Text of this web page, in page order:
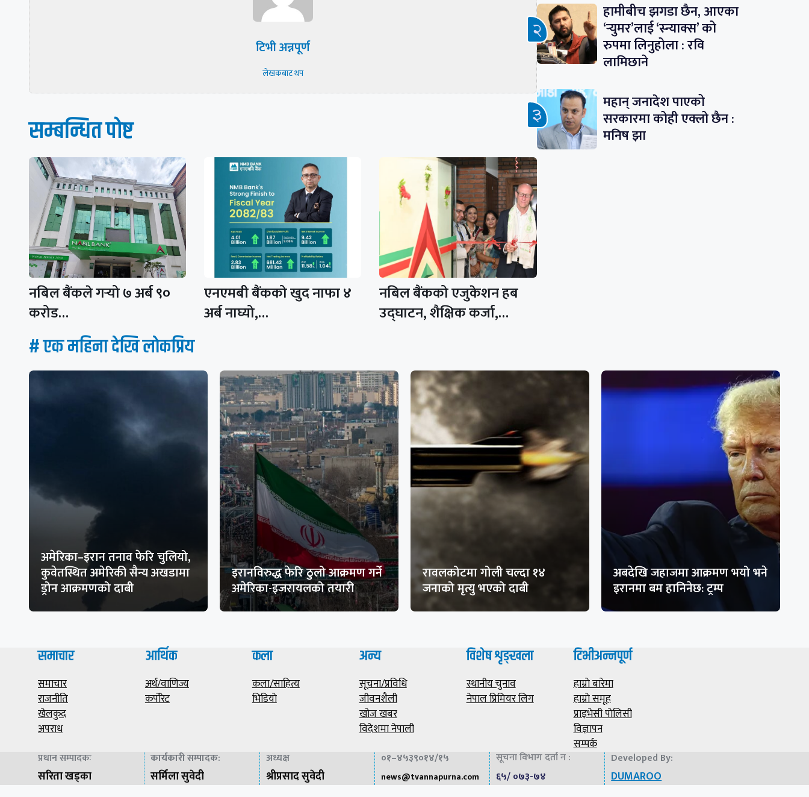
टिभी अन्नपूर्ण
लेखकबाट थप
सम्बन्धित पाेष्ट
नबिल बैंकले गर्‍यो ७ अर्ब ९०
करोड…
एनएमबी बैंकको खुद नाफा ४
अर्ब नाघ्यो,…
नबिल बैंकको एजुकेशन हब
उद्घाटन, शैक्षिक कर्जा,…
हामीबीच झगडा छैन, आएका
‘र्‍युमर’लाई ‘स्न्याक्स’ को
रुपमा लिनुहोला : रवि
लामिछाने
महान् जनादेश पाएको
सरकारमा कोही एक्लो छैन :
मनिष झा
# एक महिना देखि लाेकप्रिय
अमेरिका–इरान तनाव फेरि चुलियो,
कुवेतस्थित अमेरिकी सैन्य अखडामा
ड्रोन आक्रमणको दाबी
इरानविरुद्ध फेरि ठुलो आक्रमण गर्ने
अमेरिका-इजरायलको तयारी
रावलकोटमा गोली चल्दा १४
जनाको मृत्यु भएको दाबी
अबदेखि जहाजमा आक्रमण भयो भने
इरानमा बम हानिनेछ: ट्रम्प
समाचार
समाचार
राजनीति
खेलकुद
अपराध
आर्थिक
अर्थ/वाणिज्य
कर्पोरेट
कला
कला/साहित्य
भिडियाे
अन्य
सूचना/प्रविधि
जीवनशैली
खोज खबर
विदेशमा नेपाली
विशेष शृङ्खला
स्थानीय चुनाव
नेपाल प्रिमियर लिग
टिभीअन्नपूर्ण
हाम्राे बारेमा
हाम्राे समूह
प्राइभेसी पाेलिसी
विज्ञापन
सम्पर्क
प्रधान सम्पादकः
सरिता खड्का
कार्यकारी सम्पादक:
सर्मिला सुवेदी
अध्यक्ष
श्रीप्रसाद सुवेदी
०१–४५३९०१४/१५
news@tvannapurna.com
सूचना विभाग दर्ता न :
६५/ ०७३-७४
Developed By:
DUMAROO